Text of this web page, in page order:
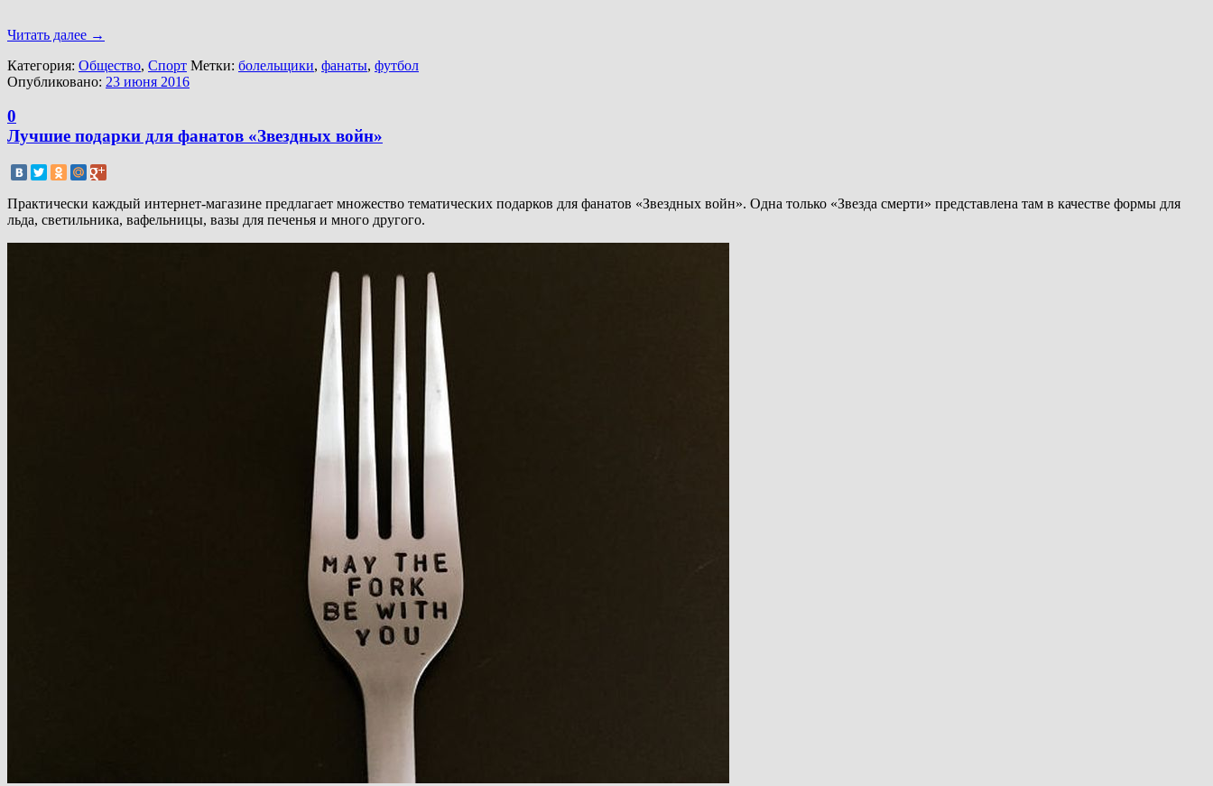
Читать далее →
Категория: Общество, Спорт Метки: болельщики, фанаты, футбол
Опубликовано: 23 июня 2016
0
Лучшие подарки для фанатов «Звездных войн»
Практически каждый интернет-магазине предлагает множество тематических подарков для фанатов «Звездных войн». Одна только «Звезда смерти» представлена там в качестве формы для
льда, светильника, вафельницы, вазы для печенья и много другого.